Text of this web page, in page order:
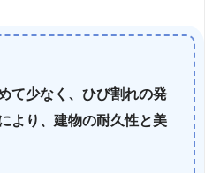
て少なく、ひび割れの発
より、建物の耐久性と美